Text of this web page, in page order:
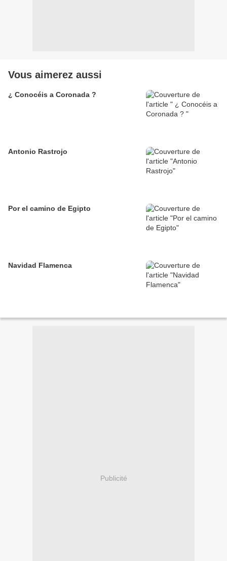
Vous aimerez aussi
¿ Conocéis a Coronada ?
Antonio Rastrojo
Por el camino de Egipto
Navidad Flamenca
Publicité